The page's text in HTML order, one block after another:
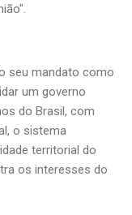
seu mandato como
um governo
do Brasil, com
o sistema
territorial do
os interesses do